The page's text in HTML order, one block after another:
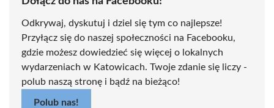
Odkrywaj, dyskutuj i dziel się tym co najlepsze!
Przyłącz się do naszej społeczności na Facebooku,
gdzie możesz dowiedzieć się więcej o lokalnych
wydarzeniach w Katowicach. Twoje zdanie się liczy -
polub naszą stronę i bądź na bieżąco!
Polub nas!